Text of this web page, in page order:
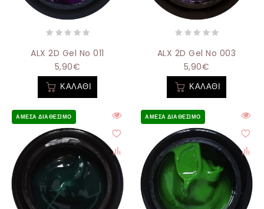
ALX 2D Gel No 011
5,90€
ΚΑΛΆΘΙ
ALX 2D Gel No 003
5,90€
ΚΑΛΆΘΙ
ΆΜΕΣΑ ΔΙΑΘΈΣΙΜΟ ΆΜΕΣΑ ΔΙΑΘΈΣΙΜΟ